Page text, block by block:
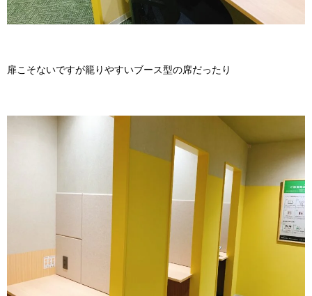
扉こそないですが籠りやすいブース型の席だったり